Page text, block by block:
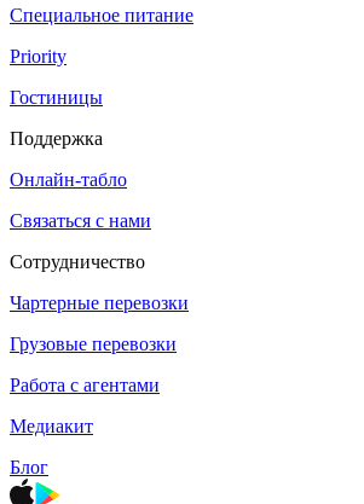
Специальное питание
Priority
Гостиницы
Поддержка
Онлайн-табло
Связаться с нами
Сотрудничество
Чартерные перевозки
Грузовые перевозки
Работа с агентами
Медиакит
Блог